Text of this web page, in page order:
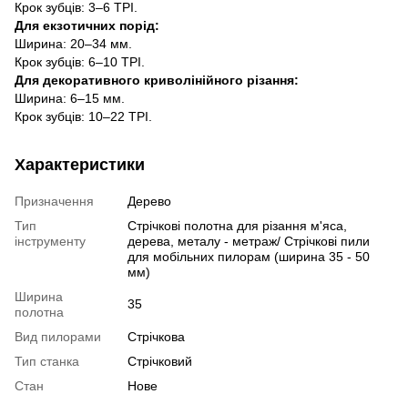
Крок зубців: 3–6 TPI.
Для екзотичних порід:
Ширина: 20–34 мм.
Крок зубців: 6–10 TPI.
Для декоративного криволінійного різання:
Ширина: 6–15 мм.
Крок зубців: 10–22 TPI.
Характеристики
Призначення
Дерево
Тип
інструменту
Стрічкові полотна для різання м'яса,
дерева, металу - метраж/ Стрічкові пили
для мобільних пилорам (ширина 35 - 50
мм)
Ширина
полотна
35
Вид пилорами
Стрічкова
Тип станка
Стрічковий
Стан
Нове